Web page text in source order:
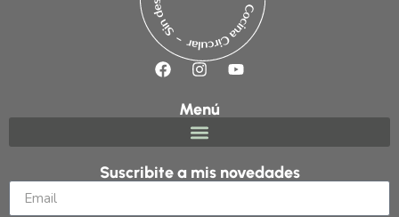
Menú
Suscribite a mis novedades